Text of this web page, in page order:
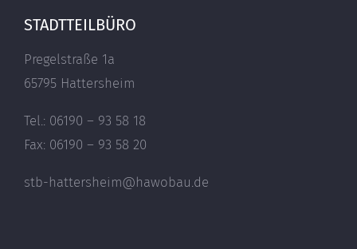
STADTTEILBÜRO
Pregelstraße 1a
65795 Hattersheim
Tel.: 06190 – 93 58 18
Fax: 06190 – 93 58 20
stb-hattersheim@hawobau.de